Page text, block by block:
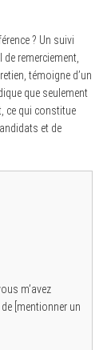
? Un suivi
remerciement,
témoigne d’un
que seulement
ce qui constitue
et de
m’avez
[mentionner un